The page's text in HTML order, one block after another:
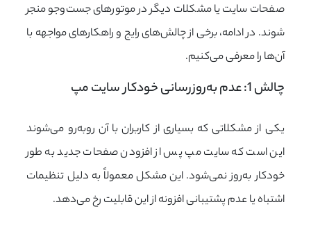
صفحات سایت یا مشکلات دیگر در موتورهای جست‌وجو منجر
شوند. در ادامه، برخی از چالش‌های رایج و راهکارهای مواجهه با
آن‌ها را معرفی می‌کنیم.
چالش 1: عدم به‌روزرسانی خودکار سایت مپ
یکی از مشکلاتی که بسیاری از کاربران با آن روبه‌رو می‌شوند
این است که سایت مپ پس از افزودن صفحات جدید به طور
خودکار به‌روز نمی‌شود. این مشکل معمولاً به دلیل تنظیمات
اشتباه یا عدم پشتیبانی افزونه از این قابلیت رخ می‌دهد.